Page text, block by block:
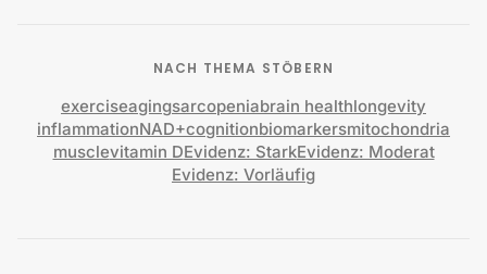
NACH THEMA STÖBERN
exerciseagingsarcopeniabrain healthlongevity
inflammationNAD+cognitionbiomarkersmitochondria
musclevitamin DEvidenz: StarkEvidenz: Moderat
Evidenz: Vorläufig